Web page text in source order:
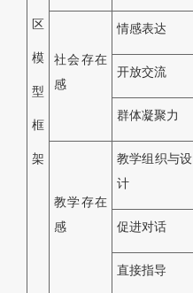
区
模
型
框
架
社会存在
感
情感表达
开放交流
群体凝聚力
教学存在
感
教学组织与设
计
促进对话
直接指导